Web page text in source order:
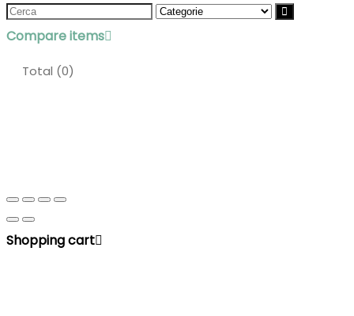
Search
for:
Compare items
Total (0)
Shopping cart